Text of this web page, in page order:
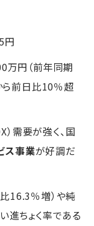
円
円（前年同期
ら前日比10％超
需要が強く、国
ス事業が好調だ
16.3％増）や純
進ちょく率である